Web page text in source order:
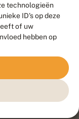
technologieën
ID's op deze
of uw
hebben op
, ontworpen door